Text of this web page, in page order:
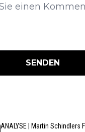
SENDEN
ANALYSE | Martin Schindlers